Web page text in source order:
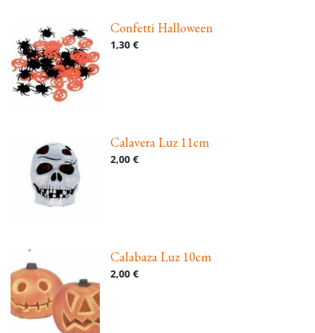
Confetti Halloween
1,30 €
Calavera Luz 11cm
2,00 €
Calabaza Luz 10cm
2,00 €